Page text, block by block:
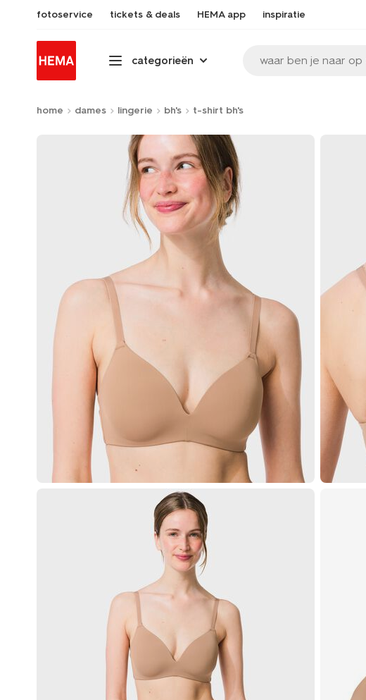
fotoservice tickets & deals HEMA app inspiratie
categorieën waar ben je naar op
home dames lingerie bh's t-shirt bh's